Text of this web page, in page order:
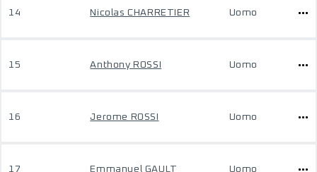
14 Nicolas CHARRETIER Uomo
15 Anthony ROSSI Uomo
16 Jerome ROSSI Uomo
17 Emmanuel GAULT Uomo